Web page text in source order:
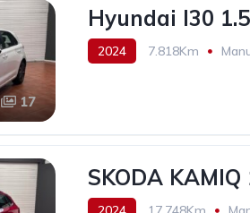
17
Hyundai I30
2024 7.818Km
SKODA KAMIQ